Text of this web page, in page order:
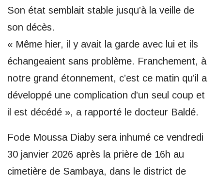
Son état semblait stable jusqu’à la veille de
son décès.
« Même hier, il y avait la garde avec lui et ils
échangeaient sans problème. Franchement, à
notre grand étonnement, c’est ce matin qu’il a
développé une complication d’un seul coup et
il est décédé », a rapporté le docteur Baldé.
Fode Moussa Diaby sera inhumé ce vendredi
30 janvier 2026 après la prière de 16h au
cimetière de Sambaya, dans le district de